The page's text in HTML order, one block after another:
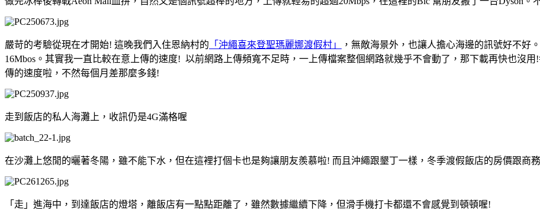
嚴苛的考驗從現在才開始! 這晚我們入住恩納村的 「沖繩喜來登聖瑪麗娜渡假村」
，無敵海景外，也讓人擔心海邊的訊號好不好
16Mbos。其實我一直比較在意上傳的速度! 以前網路上傳頻寬不足時，一上傳檔案整個網路就幾乎不會動了，那下載再快也沒
傳的速度啦，不然每個月差那麼多錢!
走到飯店的私人海灘上，收訊仍是4G滿格喔
在沙灘上悠閒的曬著冬陽，雖不能下水，但在這裡打個卡也是夠讓朋友羨慕啦! 而且沖繩跟墾丁一樣，冬季渡假飯店的房價跟商
「走」進海中，到達飯店的燈塔，離飯店有一點點距離了，雖然數據繼續下降，但滑手機打卡都還不會感覺到頓頓喔!